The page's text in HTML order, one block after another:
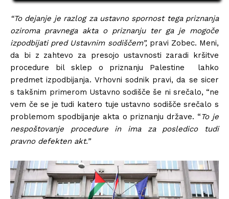
“To dejanje je razlog za ustavno spornost tega priznanja
oziroma pravnega akta o priznanju ter ga je mogoče
izpodbijati pred Ustavnim sodiščem”,pravi Zobec. Meni,
da bi z zahtevo za presojo ustavnosti zaradi kršitve
procedure bil sklep o priznanju Palestine lahko
predmet izpodbijanja. Vrhovni sodnik pravi, da se sicer
s takšnim primerom Ustavno sodišče še ni srečalo, “ne
vem če se je tudi katero tuje ustavno sodišče srečalo s
problemom spodbijanje akta o priznanju države. “To je
nespoštovanje procedure in ima za posledico tudi
pravno defekten akt.”